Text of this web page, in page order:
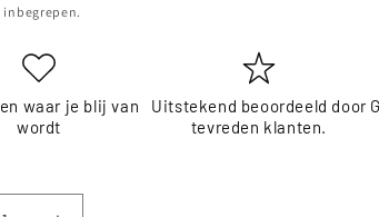
inbegrepen.
waar je blij van
wordt
Uitstekend beoordeeld door
tevreden klanten.